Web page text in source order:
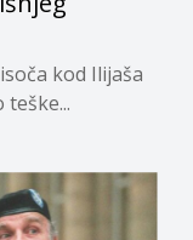
kod Ilijaša